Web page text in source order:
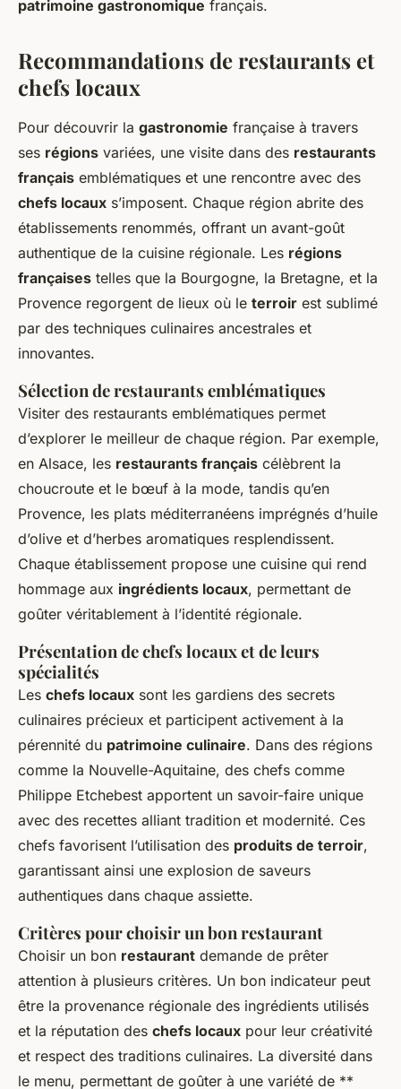
patrimoine gastronomique français.
Recommandations de restaurants et
chefs locaux
Pour découvrir la gastronomie française à travers
ses régions variées, une visite dans des restaurants
français emblématiques et une rencontre avec des
chefs locaux s’imposent. Chaque région abrite des
établissements renommés, offrant un avant-goût
authentique de la cuisine régionale. Les régions
françaises telles que la Bourgogne, la Bretagne, et la
Provence regorgent de lieux où le terroir est sublimé
par des techniques culinaires ancestrales et
innovantes.
Sélection de restaurants emblématiques
Visiter des restaurants emblématiques permet
d’explorer le meilleur de chaque région. Par exemple,
en Alsace, les restaurants français célèbrent la
choucroute et le bœuf à la mode, tandis qu’en
Provence, les plats méditerranéens imprégnés d’huile
d’olive et d’herbes aromatiques resplendissent.
Chaque établissement propose une cuisine qui rend
hommage aux ingrédients locaux, permettant de
goûter véritablement à l’identité régionale.
Présentation de chefs locaux et de leurs
spécialités
Les chefs locaux sont les gardiens des secrets
culinaires précieux et participent activement à la
pérennité du patrimoine culinaire. Dans des régions
comme la Nouvelle-Aquitaine, des chefs comme
Philippe Etchebest apportent un savoir-faire unique
avec des recettes alliant tradition et modernité. Ces
chefs favorisent l’utilisation des produits de terroir,
garantissant ainsi une explosion de saveurs
authentiques dans chaque assiette.
Critères pour choisir un bon restaurant
Choisir un bon restaurant demande de prêter
attention à plusieurs critères. Un bon indicateur peut
être la provenance régionale des ingrédients utilisés
et la réputation des chefs locaux pour leur créativité
et respect des traditions culinaires. La diversité dans
le menu, permettant de goûter à une variété de **